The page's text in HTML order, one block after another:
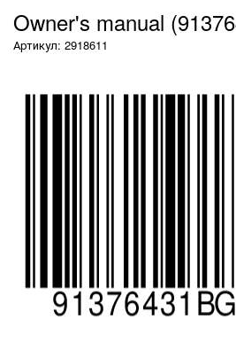
Owner's manual
Артикул: 2918611